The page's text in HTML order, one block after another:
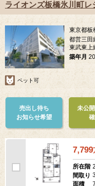
ライオンズ板橋氷川町レ
東京都板
都営三田
東武東上
築年月
ペット可
売出し待ち
お知らせ希望
未公
7,799
所在階
間取り
面積